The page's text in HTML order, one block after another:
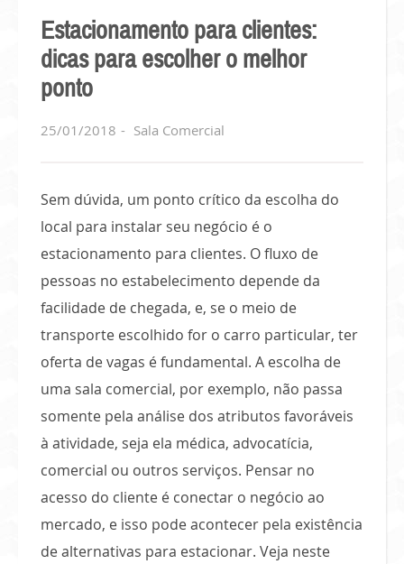
Estacionamento para clientes:
dicas para escolher o melhor
ponto
25/01/2018 Sala Comercial
Sem dúvida, um ponto crítico da escolha do
local para instalar seu negócio é o
estacionamento para clientes. O fluxo de
pessoas no estabelecimento depende da
facilidade de chegada, e, se o meio de
transporte escolhido for o carro particular, ter
oferta de vagas é fundamental. A escolha de
uma sala comercial, por exemplo, não passa
somente pela análise dos atributos favoráveis
à atividade, seja ela médica, advocatícia,
comercial ou outros serviços. Pensar no
acesso do cliente é conectar o negócio ao
mercado, e isso pode acontecer pela existência
de alternativas para estacionar. Veja neste